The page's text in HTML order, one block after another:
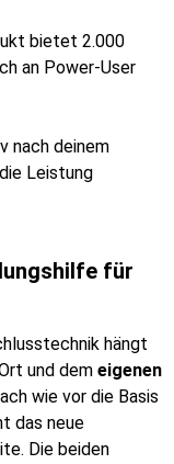
bietet 2.000
an Power-User
nach deinem
Leistung
für
hängt
und dem eigenen
wie vor die Basis
das neue
Die beiden